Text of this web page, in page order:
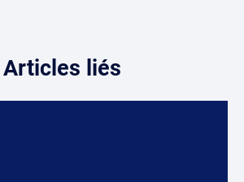
Articles liés